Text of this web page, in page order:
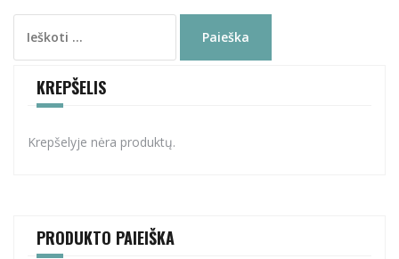
KREPŠELIS
Krepšelyje nėra produktų.
PRODUKTO PAIEIŠKA